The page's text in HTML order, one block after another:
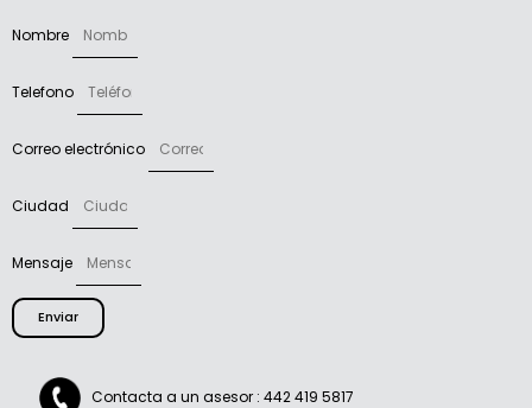
Nombre
Telefono
Correo electrónico
Ciudad
Mensaje
Enviar
Contacta a un asesor : 442 419 5817